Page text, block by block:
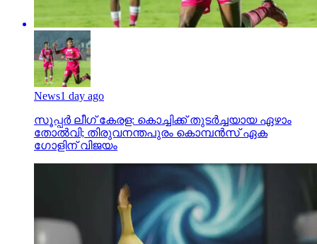
News1 day ago
സൂപ്പര്‍ ലീഗ് കേരള: കൊച്ചിക്ക് തുടര്‍ച്ചയായ ഏഴാം
തോല്‍വി; തിരുവനന്തപുരം കൊമ്പന്‍സ് ഏക
ഗോളിന് വിജയം